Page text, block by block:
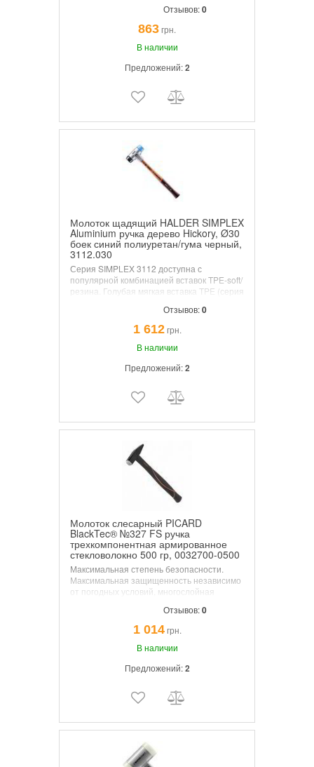
молотках с деревянными ручками.
SecuTec® Безопасность в мастерской, на
промышленном производстве или на
строительной площадке благодаря
запатентованным защитным клиновым
Отзывов:0
863грн.
В наличии
Предложений:2
Молоток щадящий HALDER SIMPLEX
Aluminium ручка дерево Hickory, Ø30
боек синий полиуретан/гума черный,
3112.030
Серия SIMPLEX 3112 доступна с
популярной комбинацией вставок TPE-soft/
резина. Голубая мягкая вставка TPE (серия
линейке SIMPLEX и обеспечивает сильную
амортизацию при работе, требующей
легкого касания. В отличие от обычных
резиновых молотков он не оставляет
Отзывов:0
1 612грн.
В наличии
Предложений:2
Молоток слесарный PICARD
BlackTec® №327 FS ручка
трехкомпонентная армированное
стекловолокно 500 гр, 0032700-0500
Максимальная степень безопасности.
Максимальная защищенность независимо
от погодных условий, многослойная
(Fibreglass) не боится ни изменения
погодных условий ни влажной среды.
Голова покрыта порошковой окраской в
определенной степени тоже защищена от
Отзывов:0
1 014грн.
В наличии
Предложений:2